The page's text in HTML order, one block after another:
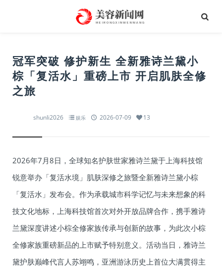
冠军突破 修护新生 全新雅诗兰黛小
棕「复活水」重磅上市 开启肌肤全修
之旅
shunli2026 娱乐 2026-07-09 13
2026年7月8日，全球知名护肤世家雅诗兰黛于上海科技馆
锐意举办「复活水境」肌肤深修之旅暨全新雅诗兰黛小棕
「复活水」发布会。作为承载城市科学记忆与未来想象的科
技文化地标，上海科技馆首次对外开放品牌合作，携手雅诗
兰黛深度讲述小棕全修家族传承与创新的故事，为此次小棕
全修家族重磅新品的上市赋予特别意义。活动当日，雅诗兰
黛护肤巅峰代言人苏翊鸣，亚洲游泳历史上首位大满贯得主